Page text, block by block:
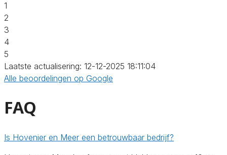
1
2
3
4
5
Laatste actualisering: 12-12-2025 18:11:04
Alle beoordelingen op Google
FAQ
Is Hovenier en Meer een betrouwbaar bedrijf?